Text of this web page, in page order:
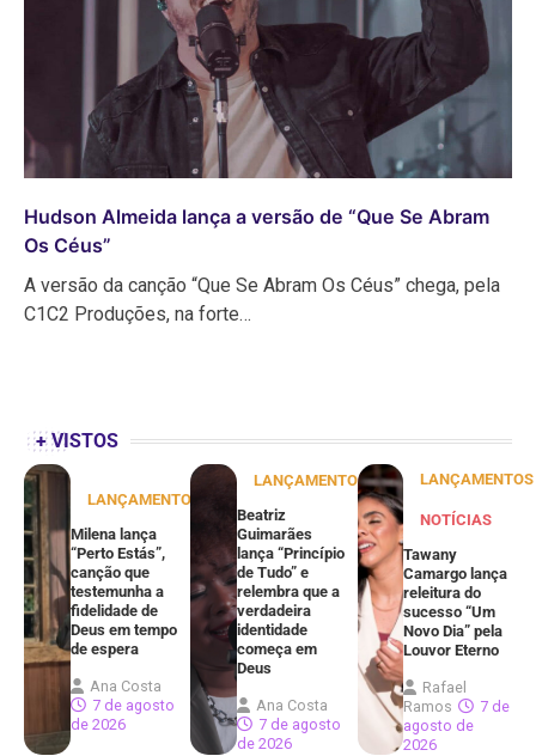
Hudson Almeida lança a versão de “Que Se Abram
Os Céus”
A versão da canção “Que Se Abram Os Céus” chega, pela
C1C2 Produções, na forte…
+ VISTOS
LANÇAMENTOS
Milena lança
“Perto Estás”,
canção que
testemunha a
fidelidade de
Deus em tempo
de espera
Ana Costa
7 de agosto
de 2026
LANÇAMENTOS
Beatriz
Guimarães
lança “Princípio
de Tudo” e
relembra que a
verdadeira
identidade
começa em
Deus
Ana Costa
7 de agosto
de 2026
LANÇAMENTOS
NOTÍCIAS
Tawany
Camargo lança
releitura do
sucesso “Um
Novo Dia” pela
Louvor Eterno
Rafael
Ramos
7 de
agosto de
2026